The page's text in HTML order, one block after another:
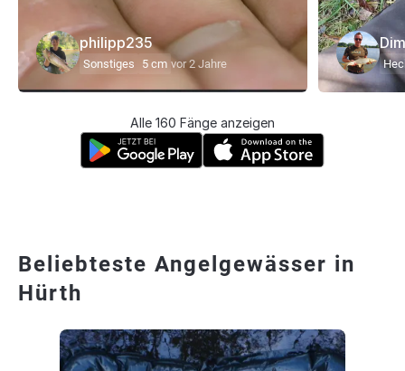
philipp235
Sonstiges 5 cm vor 2 Jahre
Alle 160 Fänge anzeigen
Beliebteste Angelgewässer in
Hürth